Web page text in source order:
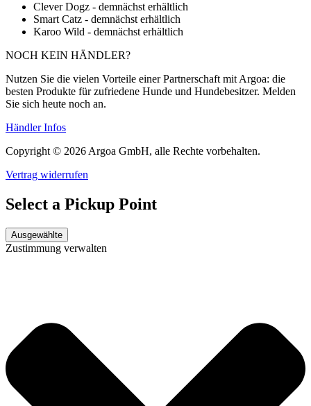
Clever Dogz - demnächst erhältlich
Smart Catz - demnächst erhältlich
Karoo Wild - demnächst erhältlich
NOCH KEIN HÄNDLER?
Nutzen Sie die vielen Vorteile einer Partnerschaft mit Argoa: die
besten Produkte für zufriedene Hunde und Hundebesitzer. Melden
Sie sich heute noch an.
Händler Infos
Copyright © 2026 Argoa GmbH, alle Rechte vorbehalten.
Vertrag widerrufen
Select a Pickup Point
Ausgewählte
Zustimmung verwalten